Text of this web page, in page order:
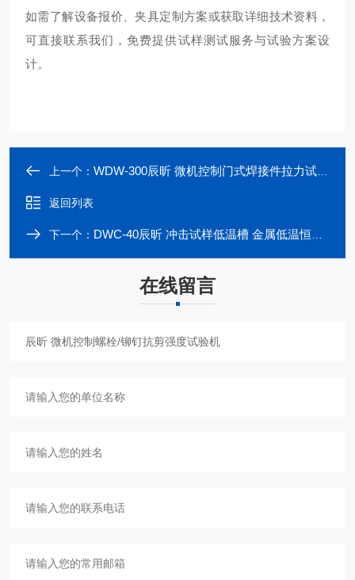
如需了解设备报价、夹具定制方案或获取详细技术资料，
可直接联系我们，免费提供试样测试服务与试验方案设
计。
上一个： WDW-300辰昕 微机控制门式焊接件拉力试验机
返回列表
下一个： DWC-40辰昕 冲击试样低温槽 金属低温恒温冷却槽
在线留言